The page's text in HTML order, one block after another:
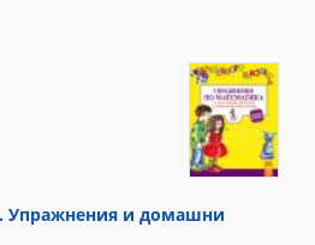
Упражнения и домашни